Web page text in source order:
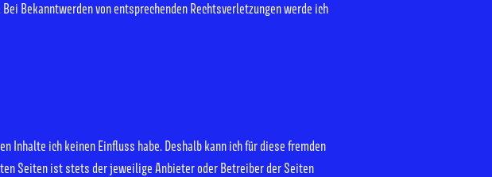
Bekanntwerden von entsprechenden Rechtsverletzungen werde ich
Inhalte ich keinen Einfluss habe. Deshalb kann ich für diese fremden
Seiten ist stets der jeweilige Anbieter oder Betreiber der Seiten